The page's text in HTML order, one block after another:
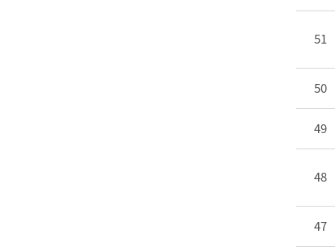
51
50
49
48
47